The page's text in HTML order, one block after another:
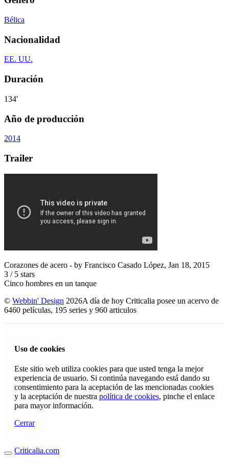
Bélica
Nacionalidad
EE. UU.
Duración
134'
Año de producción
2014
Trailer
Corazones de acero - by Francisco Casado López, Jan 18, 2015
3 / 5 stars
Cinco hombres en un tanque
© Webbin' Design 2026A día de hoy Criticalia posee un acervo de
6460 películas, 195 series y 960 articulos
Uso de cookies
Este sitio web utiliza cookies para que usted tenga la mejor
experiencia de usuario. Si continúa navegando está dando su
consentimiento para la aceptación de las mencionadas cookies
y la aceptación de nuestra política de cookies, pinche el enlace
para mayor información.
Cerrar
Criticalia.com